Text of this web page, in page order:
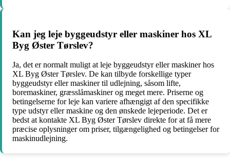
Kan jeg leje byggeudstyr eller maskiner hos XL
Byg Øster Tørslev?
Ja, det er normalt muligt at leje byggeudstyr eller maskiner hos
XL Byg Øster Tørslev. De kan tilbyde forskellige typer
byggeudstyr eller maskiner til udlejning, såsom lifte,
boremaskiner, græsslåmaskiner og meget mere. Priserne og
betingelserne for leje kan variere afhængigt af den specifikke
type udstyr eller maskine og den ønskede lejeperiode. Det er
bedst at kontakte XL Byg Øster Tørslev direkte for at få mere
præcise oplysninger om priser, tilgængelighed og betingelser for
maskinudlejning.